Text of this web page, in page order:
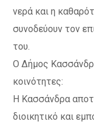
νερά και η
συνοδεύουν τον
του.
Ο Δήμος
κοινότητες:
Η Κασσάνδρα
διοικητικό και